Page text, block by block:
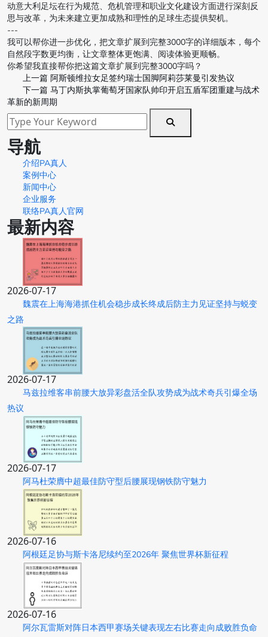
动意大利足坛在行为规范、危机管理和职业文化建设方面进行深刻反
思与改革，为未来建立更加成熟和理性的足球生态提供契机。
---
我可以帮你进一步优化，把文章扩展到完整3000字的详细版本，每个
自然段字数更均衡，让文章整体更饱满、阅读体验更顺畅。
你希望我直接帮你把这篇文章扩展到完整3000字吗？
上一篇 阿斯顿维拉女足签约瑞士国脚阿莉莎莱曼引发热议
下一篇 马丁内斯执掌葡萄牙国家队帅印开启五盾军团重建与战术
革新的新周期
导航
介绍PA真人
案例中心
新闻中心
企业服务
联络PA真人官网
最新内容
2026-07-17
魏震在上海海港抓住机会稳步成长终成后防主力见证坚持与蜕变
之路
2026-07-17
马兹拉维客串前腰大放异彩盘活全队攻势成为战术奇兵引爆全场
热议
2026-07-17
阿马杜荣膺中超最佳防守型后腰展现钢铁防守魅力
2026-07-16
阿根廷足协与斯卡洛尼续约至2026年 聚焦世界杯新征程
2026-07-16
阿尔瓦雷斯对阵日本西甲赛场关键表现左右比赛走向成败胜负命